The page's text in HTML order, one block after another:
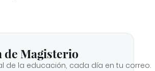
de Magisterio
de la educación, cada día en tu correo.